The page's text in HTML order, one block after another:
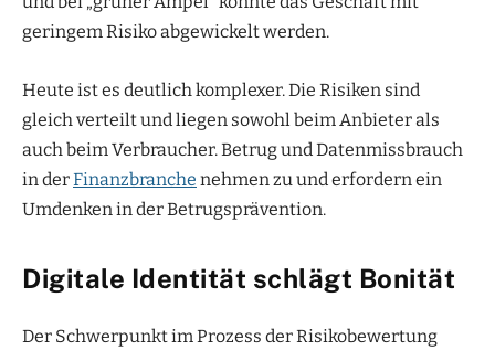
geringem Risiko abgewickelt werden.
Heute ist es deutlich komplexer. Die Risiken sind
gleich verteilt und liegen sowohl beim Anbieter als
auch beim Verbraucher. Betrug und Datenmissbrauch
in derFinanzbranche nehmen zu und erfordern ein
Umdenken in der Betrugsprävention.
Digitale Identität schlägt Bonität
Der Schwerpunkt im Prozess der Risikobewertung